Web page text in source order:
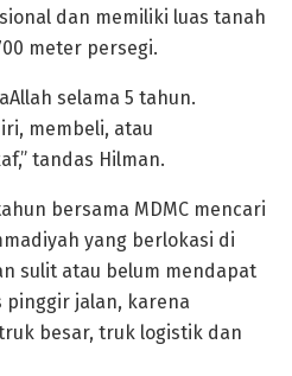
dan memiliki luas tanah
meter persegi.
selama 5 tahun.
membeli, atau
tandas Hilman.
bersama MDMC mencari
yang berlokasi di
sulit atau belum mendapat
pinggir jalan, karena
besar, truk logistik dan